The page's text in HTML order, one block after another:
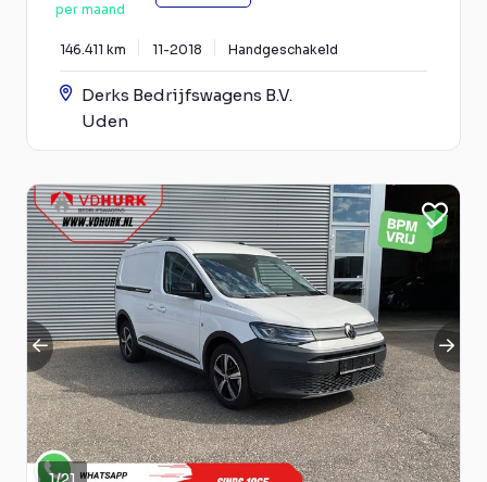
per maand
146.411 km 11-2018 Handgeschakeld
Derks Bedrijfswagens B.V.
Uden